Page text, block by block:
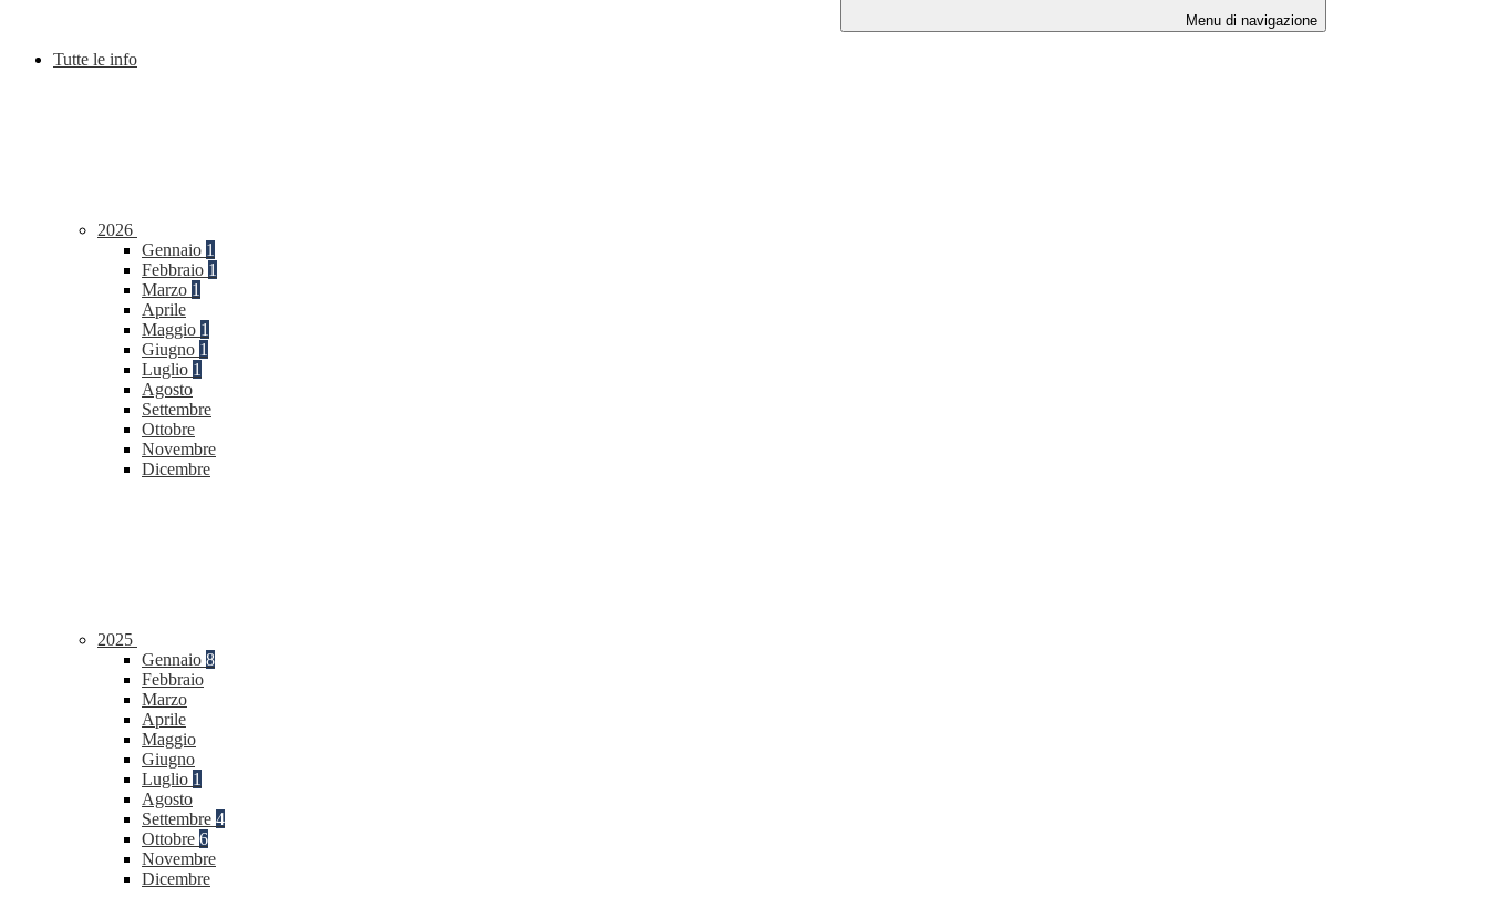
Menu di navigazione
Tutte le info
2026
Gennaio 1
Febbraio 1
Marzo 1
Aprile
Maggio 1
Giugno 1
Luglio 1
Agosto
Settembre
Ottobre
Novembre
Dicembre
2025
Gennaio 8
Febbraio
Marzo
Aprile
Maggio
Giugno
Luglio 1
Agosto
Settembre 4
Ottobre 6
Novembre
Dicembre